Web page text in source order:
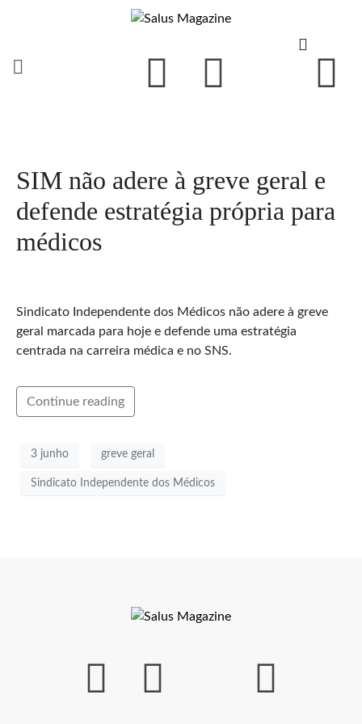
SIM não adere à greve geral e
defende estratégia própria para
médicos
Sindicato Independente dos Médicos não adere à greve
geral marcada para hoje e defende uma estratégia
centrada na carreira médica e no SNS.
Continue reading
3 junho greve geral
Sindicato Independente dos Médicos